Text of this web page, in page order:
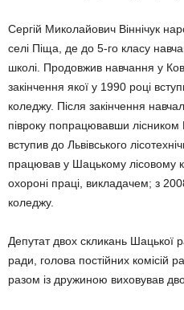
Сергій Миколайович Віннічук
селі Піща, де до 5-го класу
школі. Продовжив навчання у
закінчення якої у 1990 році
коледжу. Після закінчення
півроку попрацювавши лісником
вступив до Львівського
працював у Шацькому лісовому
охороні праці, викладачем; з
коледжу.
Депутат двох скликань Шацької
ради, голова постійних комісій
разом із дружиною виховував